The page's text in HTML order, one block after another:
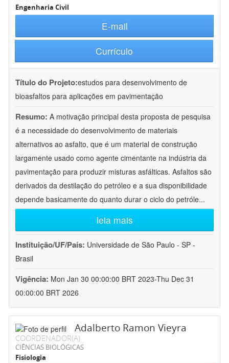
Engenharia Civil
E-mail
Currículo
Título do Projeto:estudos para desenvolvimento de
bioasfaltos para aplicações em pavimentação
Resumo: A motivação principal desta proposta de pesquisa
é a necessidade do desenvolvimento de materiais
alternativos ao asfalto, que é um material de construção
largamente usado como agente cimentante na indústria da
pavimentação para produzir misturas asfálticas. Asfaltos são
derivados da destilação do petróleo e a sua disponibilidade
depende basicamente do quanto durar o ciclo do petróle...
leia mais
Instituição/UF/País: Universidade de São Paulo - SP -
Brasil
Vigência: Mon Jan 30 00:00:00 BRT 2023-Thu Dec 31
00:00:00 BRT 2026
Adalberto Ramon Vieyra
COORDENADOR(A)
CIÊNCIAS BIOLÓGICAS
Fisiologia